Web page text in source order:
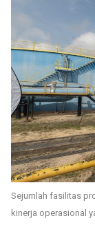
Sejumlah fasilitas
kinerja operasional